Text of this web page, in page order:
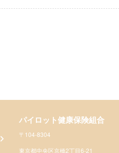
パイロット健康保険組合
〒104-8304
東京都中央区京橋2丁目6-21